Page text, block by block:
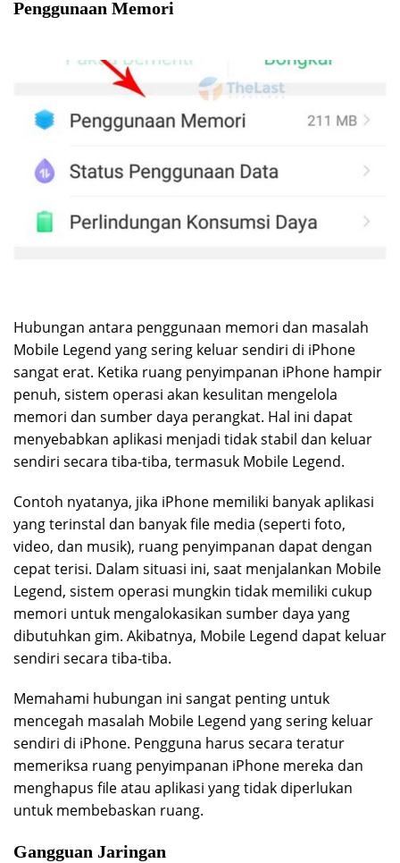
Penggunaan Memori
Hubungan antara penggunaan memori dan masalah
Mobile Legend yang sering keluar sendiri di iPhone
sangat erat. Ketika ruang penyimpanan iPhone hampir
penuh, sistem operasi akan kesulitan mengelola
memori dan sumber daya perangkat. Hal ini dapat
menyebabkan aplikasi menjadi tidak stabil dan keluar
sendiri secara tiba-tiba, termasuk Mobile Legend.
Contoh nyatanya, jika iPhone memiliki banyak aplikasi
yang terinstal dan banyak file media (seperti foto,
video, dan musik), ruang penyimpanan dapat dengan
cepat terisi. Dalam situasi ini, saat menjalankan Mobile
Legend, sistem operasi mungkin tidak memiliki cukup
memori untuk mengalokasikan sumber daya yang
dibutuhkan gim. Akibatnya, Mobile Legend dapat keluar
sendiri secara tiba-tiba.
Memahami hubungan ini sangat penting untuk
mencegah masalah Mobile Legend yang sering keluar
sendiri di iPhone. Pengguna harus secara teratur
memeriksa ruang penyimpanan iPhone mereka dan
menghapus file atau aplikasi yang tidak diperlukan
untuk membebaskan ruang.
Gangguan Jaringan